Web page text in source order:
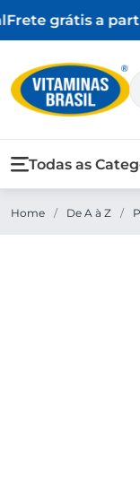
grátis a partir
Todas as
Home / De A à Z /